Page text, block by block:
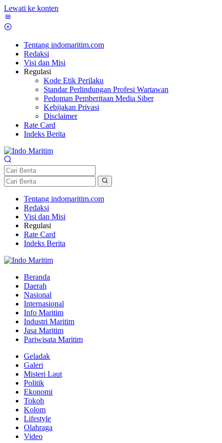
Lewati ke konten
Tentang indomaritim.com
Redaksi
Visi dan Misi
Regulasi
Kode Etik Perilaku
Standar Perlindungan Profesi Wartawan
Pedoman Pemberitaan Media Siber
Kebijakan Privasi
Disclaimer
Rate Card
Indeks Berita
Tentang indomaritim.com
Redaksi
Visi dan Misi
Regulasi
Rate Card
Indeks Berita
Beranda
Daerah
Nasional
Internasional
Info Maritim
Industri Maritim
Jasa Maritim
Pariwisata Maritim
Geladak
Galeri
Misteri Laut
Politik
Ekonomi
Tokoh
Kolom
Lifestyle
Olahraga
Video